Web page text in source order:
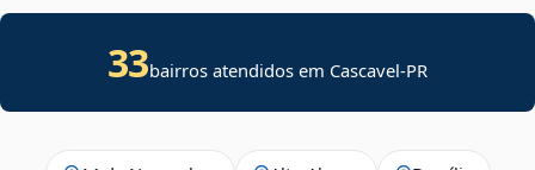
33bairros atendidos em Cascavel-PR